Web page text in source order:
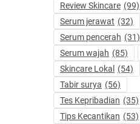
Review Skincare (99)
Serum jerawat (32)
Serum pencerah (31)
Serum wajah (85)
Skincare Lokal
(54)
Tabir surya (56)
Tes Kepribadian (35)
Tips Kecantikan (53)